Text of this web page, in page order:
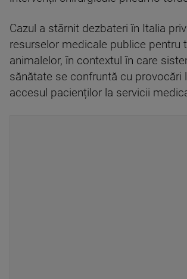
Cazul a stârnit dezbateri în Italia
resurselor medicale publice pentru
animalelor, în contextul în care
sănătate se confruntă cu provocări
accesul pacienților la servicii